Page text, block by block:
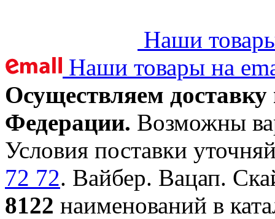
Наши
Наши товары на
Осуществляем
Федерации. Возможны
Условия поставки
72 72. Вайбер. Вацап.
8122 наименований в